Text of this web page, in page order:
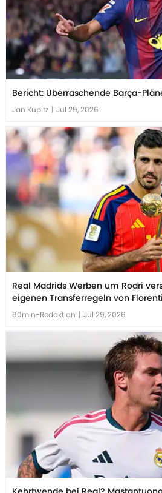
Bericht: Überraschende Barça-
Jan Kupitz | Jul 29, 2026
Real Madrids Werben um Rodri
eigenen Transferregeln von
90min-Redaktion | Jul 29, 2026